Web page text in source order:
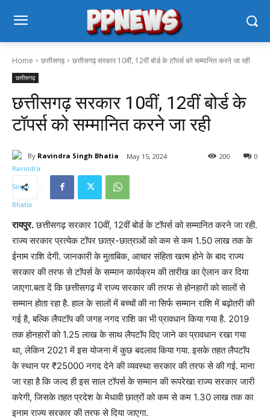
Home छत्तीसगढ़ छत्तीसगढ़ सरकार 10वीं, 12वीं बोर्ड के टॉपर्स को सम्मानित करने जा रही
छत्तीसगढ़
छत्तीसगढ़ सरकार 10वीं, 12वीं बोर्ड के
टॉपर्स को सम्मानित करने जा रही
By Ravindra Singh Bhatia May 15, 2024 0
200
रायपुर.छत्तीसगढ़ सरकार 10वीं, 12वीं बोर्ड के टॉपर्स को सम्मानित करने जा रही.
राज्य सरकार प्रत्येक टॉपर छात्र-छात्राओं को कम से कम 1.50 लाख तक के
ईनाम राशि देगी. जानकारी के मुताबिक, आचार संहिता खत्म होने के बाद राज्य
सरकार की तरफ से टॉपर्स के सम्मान कार्यक्रम की तारीख का ऐलान कर दिया
जाएगा.बता दें कि छत्तीसगढ़ में राज्य सरकार की तरफ से होनहारों को सालों से
सम्मान होता रहा है. हाल के सालों में बच्चों की ना सिर्फ सम्मान राशि में बढ़ोतरी की
गई है, बल्कि लैपटॉप की जगह नगद राशि का भी प्रावधान किया गया है. 2019
तक होनहारों को 1.25 लाख के साथ लैपटॉप दिए जाने का प्रावधान रखा गया
था, लेकिन 2021 में इस योजना में कुछ बदलाव किया गया. इसके तहत लैपटॉप
के स्थान पर ₹25000 नगद देने की व्यवस्था सरकार की तरफ से की गई. माना
जा रहा है कि जल्द ही इस साल टॉपर्स के सम्मान की रूपरेखा राज्य सरकार जारी
करेगी, जिसके तहत प्रदेश के मेधावी छात्रों को कम से कम 1.30 लाख तक का
इनाम राज्य सरकार की तरफ से दिया जाएगा.